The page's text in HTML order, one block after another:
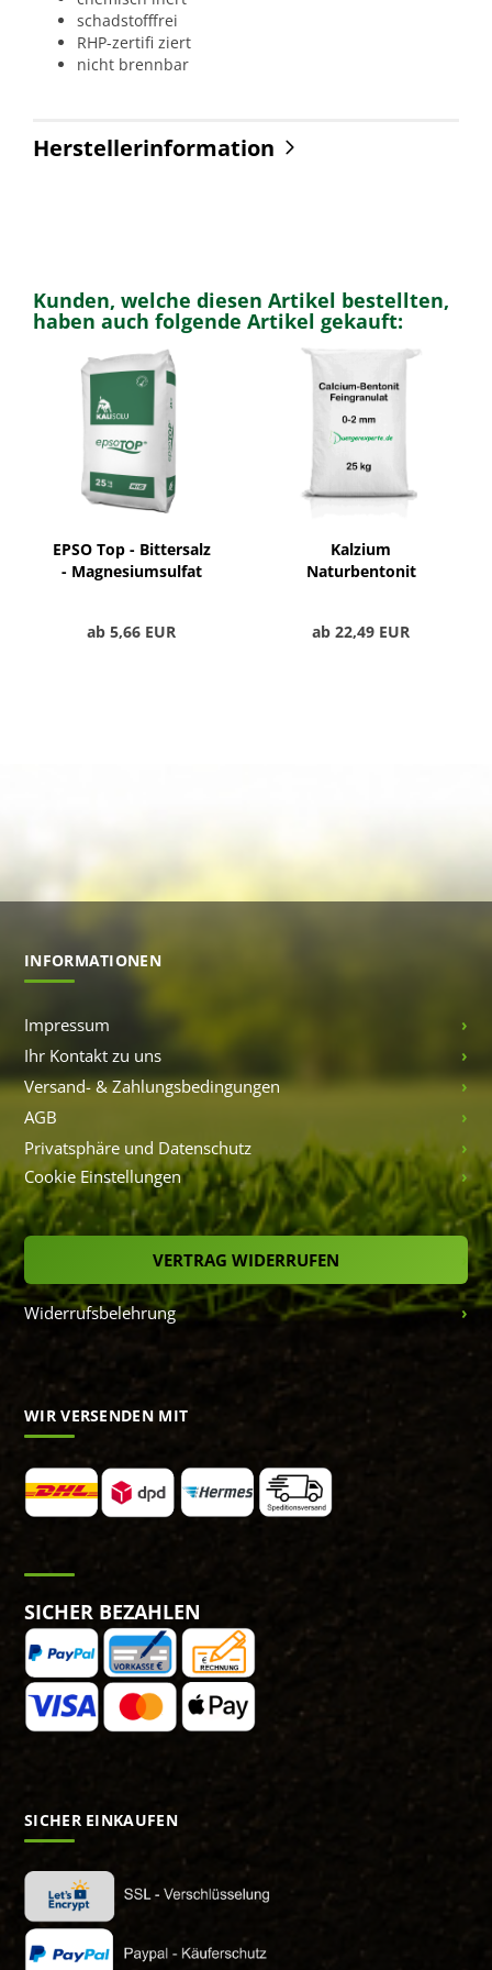
schadstofffrei
RHP-zertifi ziert
nicht brennbar
Herstellerinformation
Kunden, welche diesen Artikel bestellten,
haben auch folgende Artikel gekauft:
EPSO Top - Bittersalz
- Magnesiumsulfat
ab 5,66 EUR
Kalzium
Naturbentonit
ab 22,49 EUR
INFORMATIONEN
Impressum
Ihr Kontakt zu uns
Versand- & Zahlungsbedingungen
AGB
Privatsphäre und Datenschutz
Cookie Einstellungen
VERTRAG WIDERRUFEN
Widerrufsbelehrung
WIR VERSENDEN MIT
SICHER BEZAHLEN
SICHER EINKAUFEN